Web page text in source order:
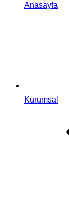
Anasayfa
Kurumsal